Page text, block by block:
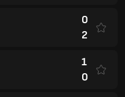
0
2
1
0